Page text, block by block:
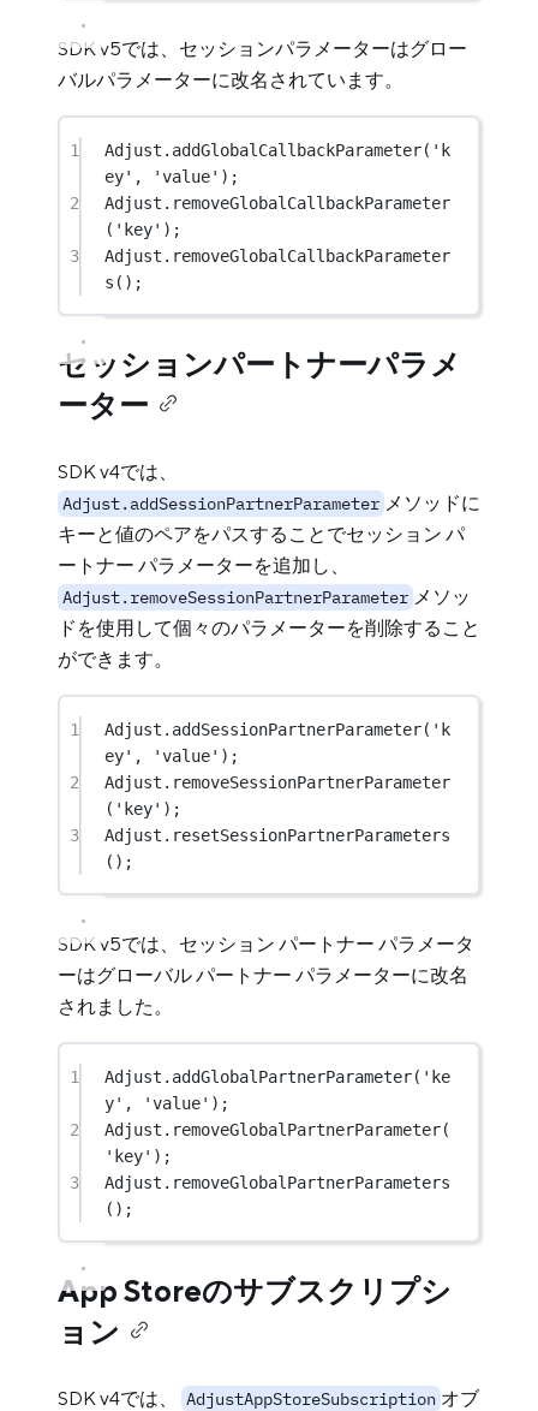
SDK v5では、セッションパラメーターはグロー
バルパラメーターに改名されています。
1 Adjust . addGlobalCallbackParameter( 'k
ey' , 'value' );
2
Adjust . removeGlobalCallbackParameter
( 'key' );
3
Adjust . removeGlobalCallbackParameter
s ();
セッションパートナーパラメ
ーター
SDK v4では、
Adjust.addSessionPartnerParameter メソッドに
キーと値のペアをパスすることでセッション パ
ートナー パラメーターを追加し、
Adjust.removeSessionPartnerParameter メソッ
ドを使用して個々のパラメーターを削除すること
ができます。
1 Adjust . addSessionPartnerParameter( 'k
ey' , 'value' );
2
Adjust . removeSessionPartnerParameter
( 'key' );
3
Adjust . resetSessionPartnerParameters
();
SDK v5では、セッション パートナー パラメータ
ーはグローバル パートナー パラメーターに改名
されました。
1 Adjust . addGlobalPartnerParameter( 'ke
y' , 'value' );
2
Adjust . removeGlobalPartnerParameter(
'key' );
3
Adjust . removeGlobalPartnerParameters
();
App Storeのサブスクリプシ
ョン
SDK v4では、 AdjustAppStoreSubscription オブ